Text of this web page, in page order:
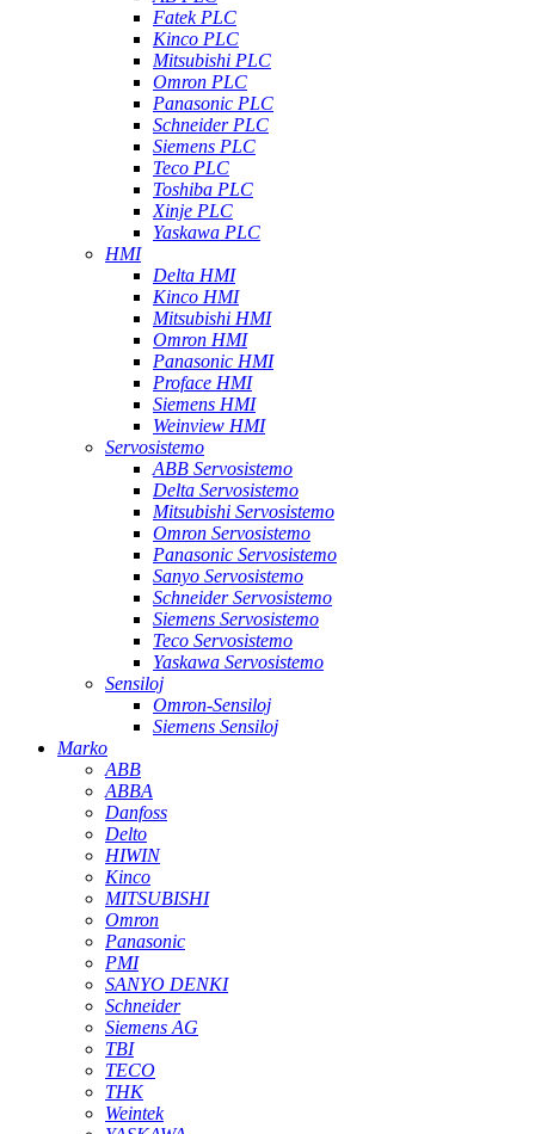
Fatek PLC
Kinco PLC
Mitsubishi PLC
Omron PLC
Panasonic PLC
Schneider PLC
Siemens PLC
Teco PLC
Toshiba PLC
Xinje PLC
Yaskawa PLC
HMI
Delta HMI
Kinco HMI
Mitsubishi HMI
Omron HMI
Panasonic HMI
Proface HMI
Siemens HMI
Weinview HMI
Servosistemo
ABB Servosistemo
Delta Servosistemo
Mitsubishi Servosistemo
Omron Servosistemo
Panasonic Servosistemo
Sanyo Servosistemo
Schneider Servosistemo
Siemens Servosistemo
Teco Servosistemo
Yaskawa Servosistemo
Sensiloj
Omron-Sensiloj
Siemens Sensiloj
Marko
ABB
ABBA
Danfoss
Delto
HIWIN
Kinco
MITSUBISHI
Omron
Panasonic
PMI
SANYO DENKI
Schneider
Siemens AG
TBI
TECO
THK
Weintek